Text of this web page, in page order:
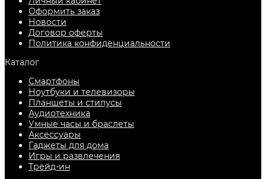
Оформить заказ
Новости
Договор оферты
Политика конфиденциальности
Каталог
Смартфоны
Ноутбуки и телевизоры
Планшеты и стилусы
Аудиотехника
Умные часы и браслеты
Аксессуары
Гаджеты для дома
Игры и развлечения
Трейд-ин